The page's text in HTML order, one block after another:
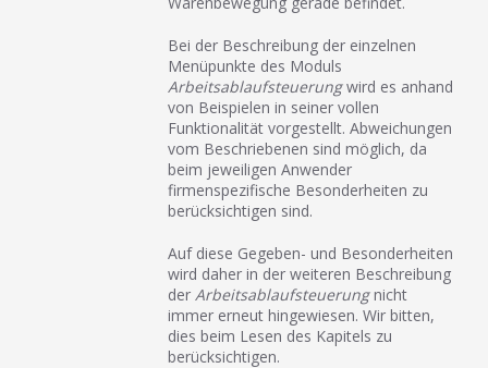
Bei der Beschreibung der einzelnen
Menüpunkte des Moduls
Arbeitsablaufsteuerungwird es anhand
von Beispielen in seiner vollen
Funktionalität vorgestellt. Abweichungen
vom Beschriebenen sind möglich, da
beim jeweiligen Anwender
firmenspezifische Besonderheiten zu
berücksichtigen sind.
Auf diese Gegeben- und Besonderheiten
wird daher in der weiteren Beschreibung
derArbeitsablaufsteuerungnicht
immer erneut hingewiesen. Wir bitten,
dies beim Lesen des Kapitels zu
berücksichtigen.